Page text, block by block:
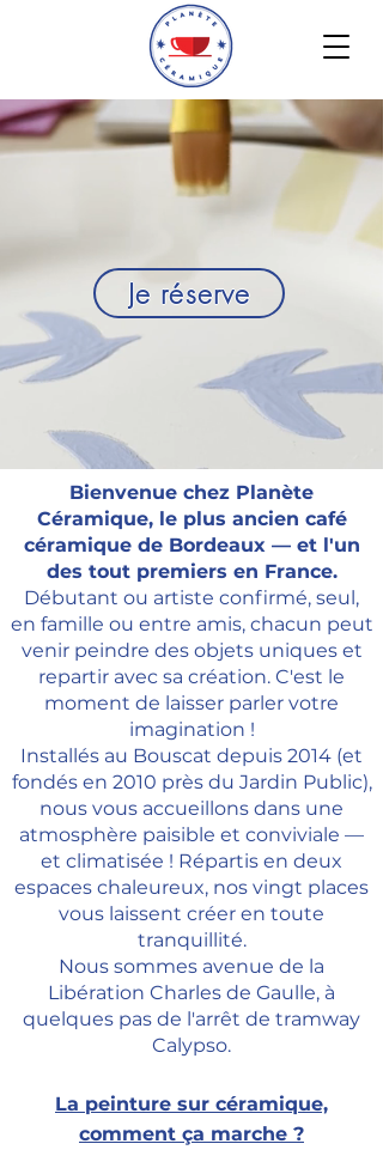
Le premier café céramique de Bordeaux
Je réserve
Bienvenue chez Planète
Céramique, le plus ancien café
céramique de Bordeaux — et l'un
des tout premiers en France.
Débutant ou artiste confirmé, seul,
en famille ou entre amis, chacun peut
venir peindre des objets uniques et
repartir avec sa création. C'est le
moment de laisser parler votre
imagination !
Installés au Bouscat depuis 2014 (et
fondés en 2010 près du Jardin Public),
nous vous accueillons dans une
atmosphère paisible et conviviale —
et climatisée ! Répartis en deux
espaces chaleureux, nos vingt places
vous laissent créer en toute
tranquillité.
Nous sommes avenue de la
Libération Charles de Gaulle, à
quelques pas de l'arrêt de tramway
Calypso.
La peinture sur céramique,
comment ça marche ?